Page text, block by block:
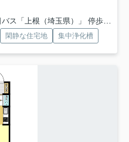
（埼玉県）」 停歩30分車26分 9.4km
閑静な住宅地 集中浄化槽